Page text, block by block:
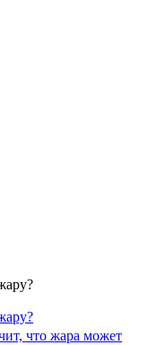
что жара может